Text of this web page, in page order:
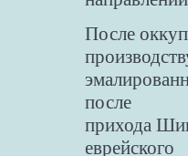
После
после
прихода
еврейского